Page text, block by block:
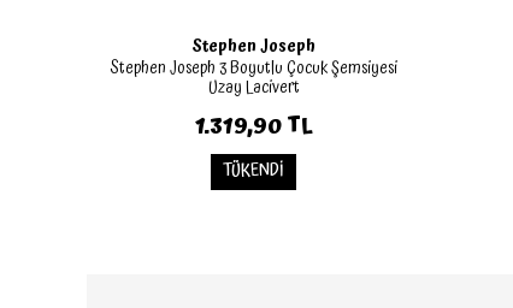
Stephen Joseph
Stephen Joseph 3 Boyutlu Çocuk Şemsiyesi
Uzay Lacivert
1.319,90 TL
TÜKENDİ